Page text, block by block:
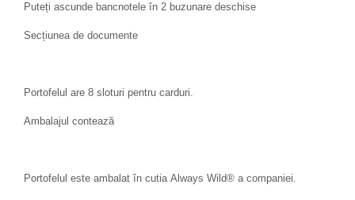
Puteți ascunde bancnotele în 2 buzunare deschise
Secțiunea de documente
Portofelul are 8 sloturi pentru carduri.
Ambalajul contează
Portofelul este ambalat în cutia Always Wild® a companiei.